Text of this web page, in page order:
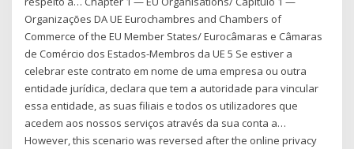
Organizações DA UE Eurochambres and Chambers of
Commerce of the EU Member States/ Eurocâmaras e Câmaras
de Comércio dos Estados-Membros da UE 5 Se estiver a
celebrar este contrato em nome de uma empresa ou outra
entidade jurídica, declara que tem a autoridade para vincular
essa entidade, as suas filiais e todos os utilizadores que
acedem aos nossos serviços através da sua conta a…
However, this scenario was reversed after the online privacy